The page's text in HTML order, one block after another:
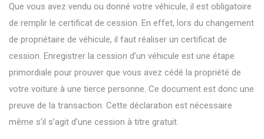
Que vous avez vendu ou donné votre véhicule, il est obligatoire
de remplir le certificat de cession. En effet, lors du changement
de propriétaire de véhicule, il faut réaliser un certificat de
cession. Enregistrer la cession d’un véhicule est une étape
primordiale pour prouver que vous avez cédé la propriété de
votre voiture à une tierce personne. Ce document est donc une
preuve de la transaction. Cette déclaration est nécessaire
même s’il s’agit d’une cession à titre gratuit.